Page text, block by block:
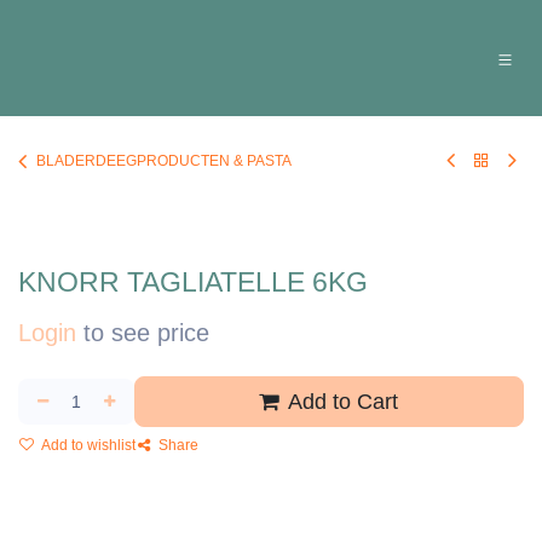
BLADERDEEGPRODUCTEN & PASTA
KNORR TAGLIATELLE 6KG
Login to see price
Add to Cart
Add to wishlist Share